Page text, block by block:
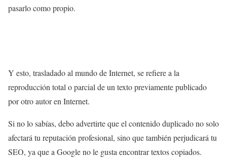
pasarlo como propio.
Y esto, trasladado al mundo de Internet, se refiere a la
reproducción total o parcial de un texto previamente publicado
por otro autor en Internet.
Si no lo sabías, debo advertirte que el contenido duplicado no solo
afectará tu reputación profesional, sino que también perjudicará tu
SEO, ya que a Google no le gusta encontrar textos copiados.